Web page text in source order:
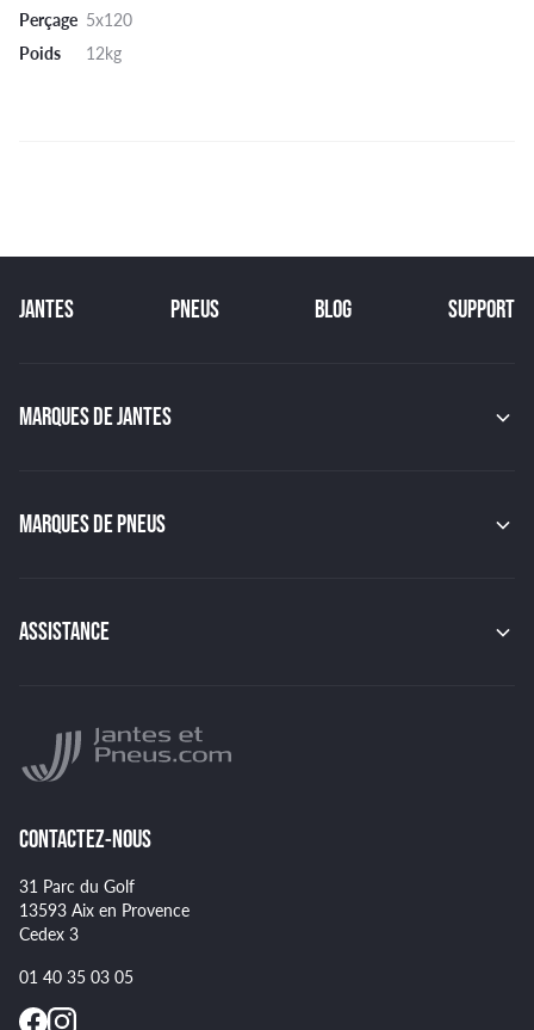
Perçage 5x120
Poids
12kg
JANTES PNEUS BLOG SUPPORT
MARQUES DE JANTES
GMP
JAPAN RACING
BBS
MARQUES DE PNEUS
PIRELLI
HANKOOK
GOODYEAR
ASSISTANCE
Montage et démontage de vos pneus
Spécificités pour certains pneus
CONTACTEZ-NOUS
31 Parc du Golf
13593 Aix en Provence
Cedex 3
01 40 35 03 05